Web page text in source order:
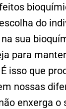
do
sua
para
isso que
nossas
enxerga o